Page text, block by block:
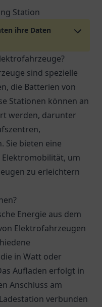
Station
ihre Daten
sind spezielle
die Batterien von
Stationen können an
werden, darunter
Sie bieten eine
um
zu erleichtern
Energie aus dem
Elektrofahrzeugen
in Watt oder
Aufladen erfolgt in
Anschluss am
verbunden